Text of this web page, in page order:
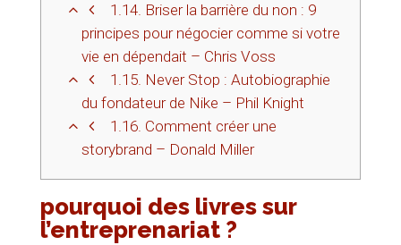
1.14. Briser la barrière du non : 9
principes pour négocier comme si votre
vie en dépendait – Chris Voss
1.15. Never Stop : Autobiographie
du fondateur de Nike – Phil Knight
1.16. Comment créer une
storybrand – Donald Miller
pourquoi des livres sur
l’entreprenariat ?